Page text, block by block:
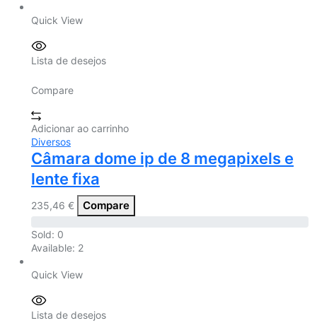
Quick View
Lista de desejos
Compare
Adicionar ao carrinho
Diversos
Câmara dome ip de 8 megapixels e
lente fixa
235,46 € Compare
Sold: 0
Available: 2
Quick View
Lista de desejos